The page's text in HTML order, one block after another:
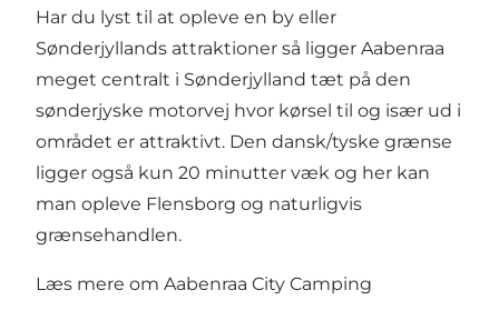
Har du lyst til at opleve en by eller
Sønderjyllands attraktioner så ligger Aabenraa
meget centralt i Sønderjylland tæt på den
sønderjyske motorvej hvor kørsel til og især ud i
området er attraktivt. Den dansk/tyske grænse
ligger også kun 20 minutter væk og her kan
man opleve Flensborg og naturligvis
grænsehandlen.
Læs mere om Aabenraa City Camping